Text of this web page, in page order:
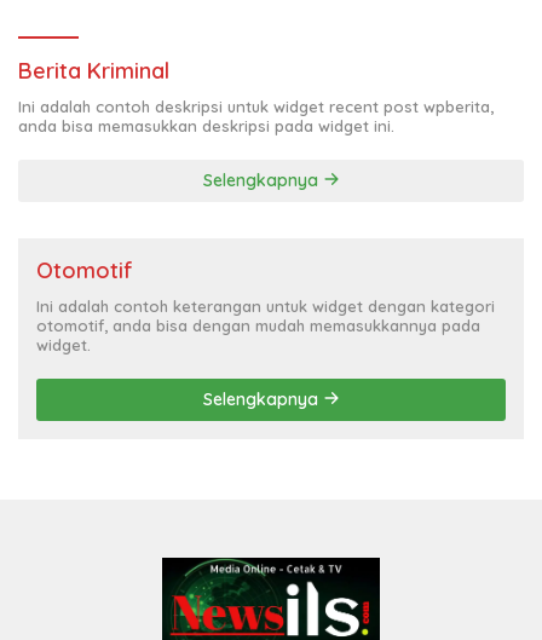
Berita Kriminal
Ini adalah contoh deskripsi untuk widget recent post wpberita,
anda bisa memasukkan deskripsi pada widget ini.
Selengkapnya
Otomotif
Ini adalah contoh keterangan untuk widget dengan kategori
otomotif, anda bisa dengan mudah memasukkannya pada
widget.
Selengkapnya